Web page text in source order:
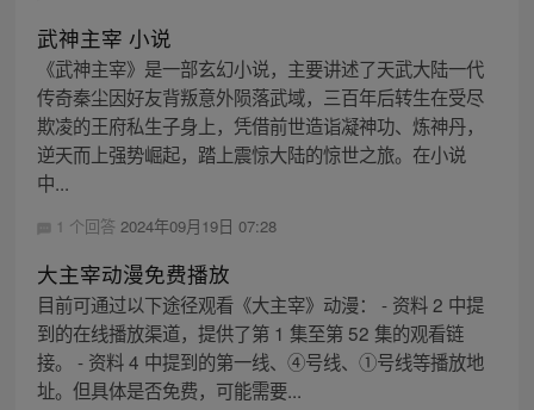
武神主宰 小说
《武神主宰》是一部玄幻小说，主要讲述了天武大陆一代
传奇秦尘因好友背叛意外陨落武域，三百年后转生在受尽
欺凌的王府私生子身上，凭借前世造诣凝神功、炼神丹，
逆天而上强势崛起，踏上震惊大陆的惊世之旅。在小说
中...
1 个回答 2024年09月19日 07:28
大主宰动漫免费播放
目前可通过以下途径观看《大主宰》动漫： - 资料 2 中提
到的在线播放渠道，提供了第 1 集至第 52 集的观看链
接。 - 资料 4 中提到的第一线、④号线、①号线等播放地
址。但具体是否免费，可能需要...